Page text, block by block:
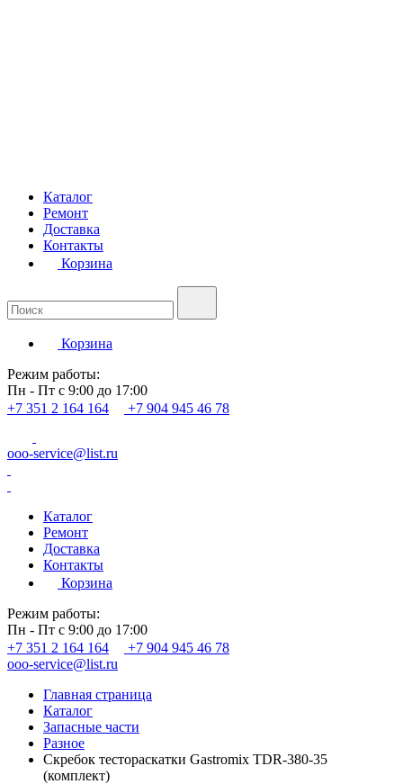
Каталог
Ремонт
Доставка
Контакты
Корзина
Корзина
Режим работы:
Пн - Пт с 9:00 до 17:00
+7 351 2 164 164
+7 904 945 46 78
ooo-service@list.ru
Каталог
Ремонт
Доставка
Контакты
Корзина
Режим работы:
Пн - Пт с 9:00 до 17:00
+7 351 2 164 164
+7 904 945 46 78
ooo-service@list.ru
Главная страница
Каталог
Запасные части
Разное
Скребок тестораскатки Gastromix TDR-380-35
(комплект)